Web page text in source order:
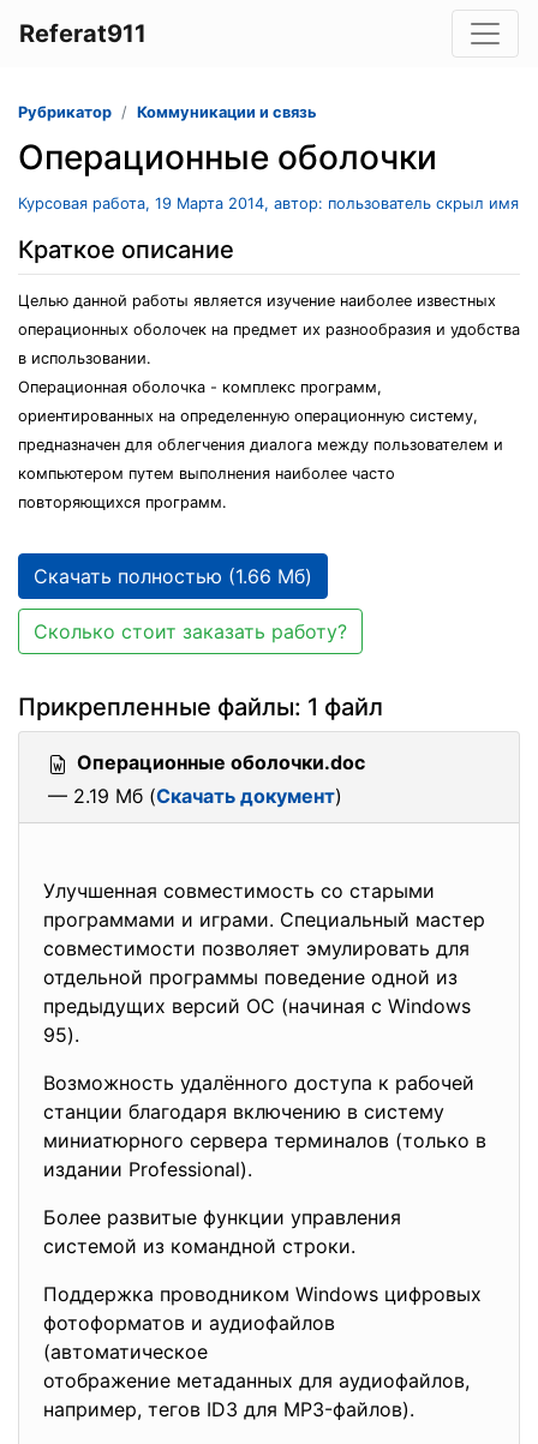
Referat911
Рубрикатор Коммуникации и связь
Операционные оболочки
Курсовая работа, 19 Марта 2014, автор: пользователь скрыл имя
Краткое описание
Целью данной работы является изучение наиболее известных
операционных оболочек на предмет их разнообразия и удобства
в использовании.
Операционная оболочка - комплекс программ,
ориентированных на определенную операционную систему,
предназначен для облегчения диалога между пользователем и
компьютером путем выполнения наиболее часто
повторяющихся программ.
Скачать полностью (1.66 Мб)
Сколько стоит заказать работу?
Прикрепленные файлы: 1 файл
Операционные оболочки.doc
— 2.19 Мб (Скачать документ)
Улучшенная совместимость со старыми
программами и играми. Специальный мастер
совместимости позволяет эмулировать для
отдельной программы поведение одной из
предыдущих версий ОС (начиная с Windows
95).
Возможность удалённого доступа к рабочей
станции благодаря включению в систему
миниатюрного сервера терминалов (только в
издании Professional).
Более развитые функции управления
системой из командной строки.
Поддержка проводником Windows цифровых
фотоформатов и аудиофайлов
(автоматическое
отображение метаданных для аудиофайлов,
например, тегов ID3 для MP3-файлов).